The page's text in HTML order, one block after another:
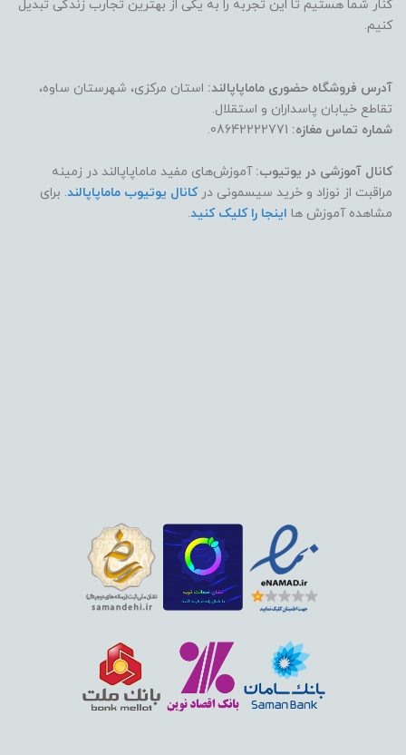
کنار شما هستیم تا این تجربه را به یکی از بهترین تجارب زندگی تبدیل
کنیم.
آدرس فروشگاه حضوری ماماپاپالند: استان مرکزی، شهرستان ساوه،
تقاطع خیابان پاسداران و استقلال.
شماره تماس مغازه:
کانال آموزشی در یوتیوب: آموزش‌های مفید ماماپاپالند در زمینه
مراقبت از نوزاد و خرید سیسمونی درکانال یوتیوب ماماپاپالند. برای
مشاهده آموزش ها اینجا را کلیک کنید.